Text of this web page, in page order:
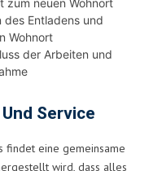
zum neuen Wohnort
des Entladens und
Wohnort
der Arbeiten und
Service
findet eine gemeinsame
wird, dass alles